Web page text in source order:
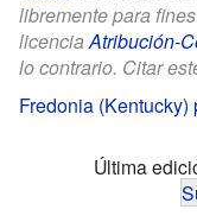
libremente para
licenciaAtribución-
lo contrario. Citar
Fredonia (Kentucky)
Última